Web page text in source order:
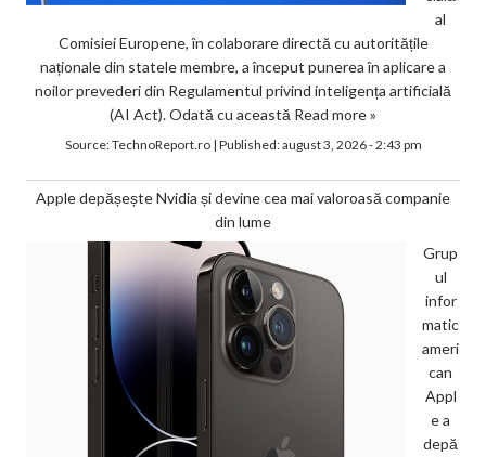
al
Comisiei Europene, în colaborare directă cu autoritățile
naționale din statele membre, a început punerea în aplicare a
noilor prevederi din Regulamentul privind inteligența artificială
(AI Act). Odată cu această Read more »
Source:TechnoReport.ro| Published:august 3, 2026 - 2:43 pm
Apple depășește Nvidia și devine cea mai valoroasă companie
din lume
Grup
ul
infor
matic
ameri
can
Appl
e a
depă